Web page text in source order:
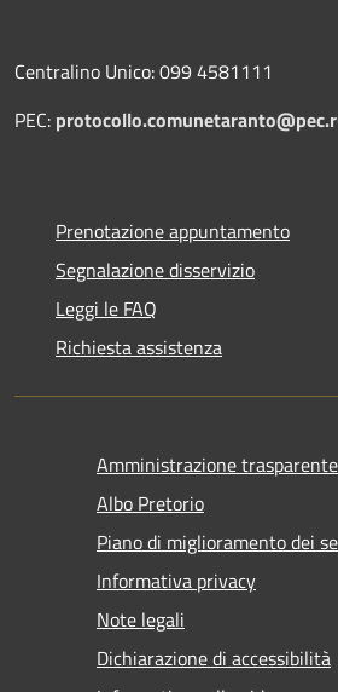
Centralino Unico: 099 4581111
PEC:
Prenotazione appuntamento
Segnalazione disservizio
Leggi le FAQ
Richiesta assistenza
Amministrazione trasparente
Albo Pretorio
Piano di miglioramento dei
Informativa privacy
Note legali
Dichiarazione di accessibilità